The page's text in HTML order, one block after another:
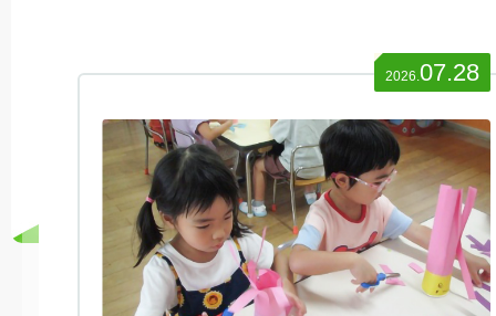
2026.07.28